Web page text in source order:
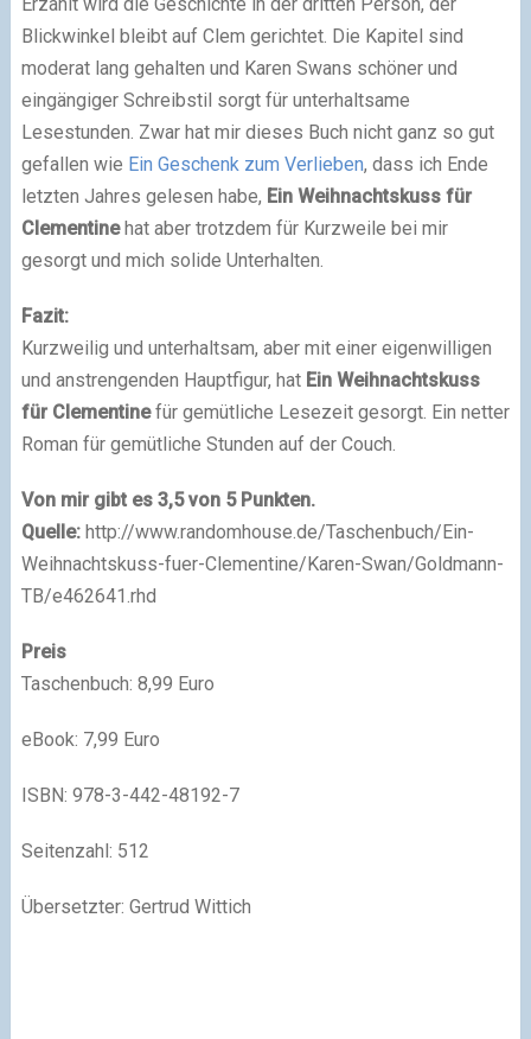
Blickwinkel bleibt auf Clem gerichtet. Die Kapitel sind
moderat lang gehalten und Karen Swans schöner und
eingängiger Schreibstil sorgt für unterhaltsame
Lesestunden. Zwar hat mir dieses Buch nicht ganz so gut
gefallen wie Ein Geschenk zum Verlieben, dass ich Ende
letzten Jahres gelesen habe, Ein Weihnachtskuss für
Clementinehat aber trotzdem für Kurzweile bei mir
gesorgt und mich solide Unterhalten.
Fazit:
Kurzweilig und unterhaltsam, aber mit einer eigenwilligen
und anstrengenden Hauptfigur, hat Ein Weihnachtskuss
für Clementinefür gemütliche Lesezeit gesorgt. Ein netter
Roman für gemütliche Stunden auf der Couch.
Von mir gibt es 3,5 von 5 Punkten.
Quelle:http://www.randomhouse.de/Taschenbuch/Ein-
Weihnachtskuss-fuer-Clementine/Karen-Swan/Goldmann-
TB/e462641.rhd
Preis
Taschenbuch: 8,99 Euro
eBook: 7,99 Euro
ISBN: 978-3-442-48192-7
Seitenzahl: 512
Übersetzter: Gertrud Wittich